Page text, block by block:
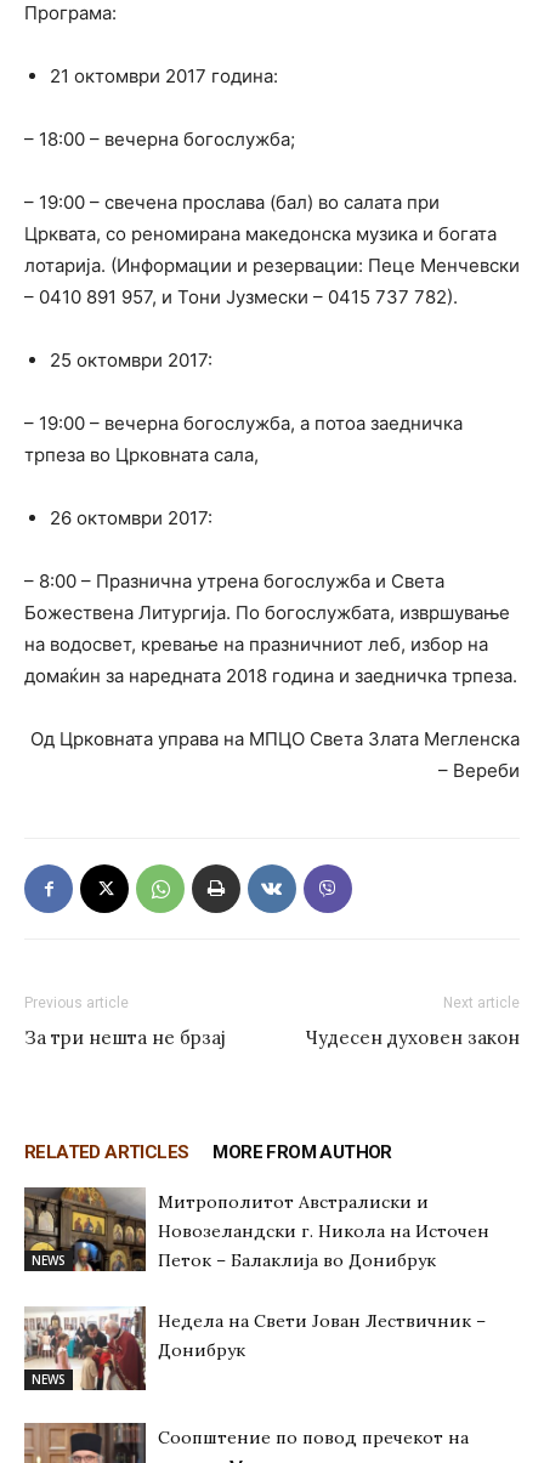
Програма:
21 октомври 2017 година:
– 18:00 – вечерна богослужба;
– 19:00 – свечена прослава (бал) во салата при
Црквата, со реномирана македонска музика и богата
лотарија. (Информации и резервации: Пеце Менчевски
– 0410 891 957, и Тони Јузмески – 0415 737 782).
25 октомври 2017:
– 19:00 – вечерна богослужба, а потоа заедничка
трпеза во Црковната сала,
26 октомври 2017:
– 8:00 – Празнична утрена богослужба и Света
Божествена Литургија. По богослужбата, извршување
на водосвет, кревање на празничниот леб, избор на
домаќин за наредната 2018 година и заедничка трпеза.
Од Црковната управа на МПЦО Света Злата Мегленска
– Вереби
Previous article
За три нешта не брзај
Next article
Чудесен духовен закон
RELATED ARTICLES MORE FROM AUTHOR
NEWS
Митрополитот Австралиски и
Новозеландски г. Никола на Источен
Петок – Балаклија во Донибрук
NEWS
Недела на Свети Јован Лествичник –
Донибрук
Соопштение по повод пречекот на